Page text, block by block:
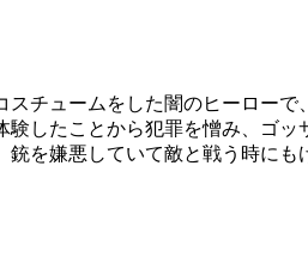
チュームをした闇のヒーロー
したことから犯罪を憎み、ゴ
を嫌悪していて敵と戦う時にも